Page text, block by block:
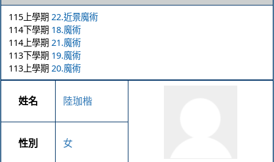
115上學期 22.近景魔術
114下學期 18.魔術
114上學期 21.魔術
113下學期 19.魔術
113上學期 20.魔術
姓名 陸珈楷
性別 女